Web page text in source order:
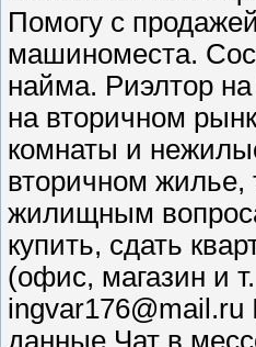
Помогу с
машиноместа.
найма. Риэлтор
на вторичном
комнаты и
вторичном жилье,
жилищным
купить, сдать
(офис, магазин и
ingvar176@mail.ru
данные Чат в